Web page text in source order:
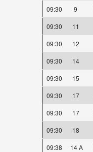
09:30
9
09:30
11
09:30
12
09:30
14
09:30
15
09:30
17
09:30
17
09:30
18
09:38
14 A